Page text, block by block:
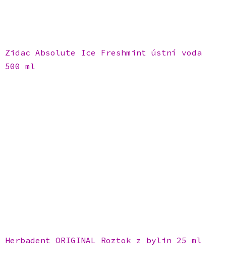
Zidac Absolute Ice Freshmint ústní voda
500 ml
Herbadent ORIGINAL Roztok z bylin 25 ml